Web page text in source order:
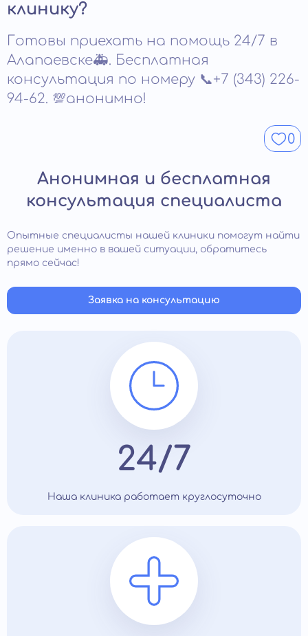
возникают только при самостоятельных попытках
восстановление нарушенных функций организма.
Растворы улучшают кровообращение, нормализуют
Уже во время инфузии уменьшаются головокружение,
тошнота и слабость. После завершения терапии
возвращается ясность сознания и физическая
стабильность.
клинику?
Готовы приехать на помощь 24/7 в
Алапаевске🚑. Бесплатная
консультация по номеру 📞+7 (343) 226-
94-62. 💯анонимно!
0
Анонимная и бесплатная
консультация специалиста
Опытные специалисты нашей клиники помогут найти
решение именно в вашей ситуации, обратитесь
прямо сейчас!
Заявка на консультацию
24/7
Наша клиника работает круглосуточно